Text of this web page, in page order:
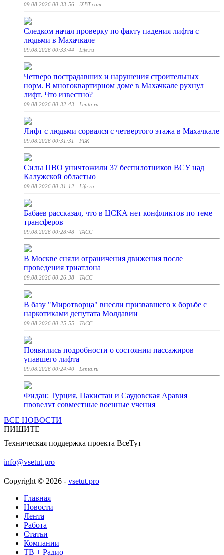
09.08.2026 00:33:56 | iXBT.com
Следком начал проверку по факту падения лифта с
людьми в Махачкале
09.08.2026 00:33:44 | Life.ru
Четверо пострадавших и нарушения строительных
норм. В многоквартирном доме в Махачкале рухнул
лифт. Что известно?
09.08.2026 00:32:43 | Lenta.ru
Лифт с людьми сорвался с четвертого этажа в Махачкале
09.08.2026 00:31:31 | РБК
Силы ПВО уничтожили 37 беспилотников ВСУ над
Калужской областью
09.08.2026 00:31:12 | Life.ru
Бабаев рассказал, что в ЦСКА нет конфликтов по теме
трансферов
09.08.2026 00:28:48 | ТАСС
В Москве сняли ограничения движения после
проведения триатлона
09.08.2026 00:26:38 | ТАСС
В базу "Миротворца" внесли призвавшего к борьбе с
наркотиками депутата Молдавии
09.08.2026 00:25:55 | ТАСС
Появились подробности о состоянии пассажиров
упавшего лифта
09.08.2026 00:24:40 | Lenta.ru
Фидан: Турция, Пакистан и Саудовская Аравия
проведут совместные военные учения
Компактная зарядка-«карточка» с мощностью 80 Вт и
нитридом галлия — всего 30 долларов. Pandaer PTC16
от Meizu вышла в продажу
«Огребайте»: Как незнание истории хоронит Трампа,
Зеленского и всю Польшу
09.08.2026 00:23:00
Начмед полка ВСУ Шеремет экспериментировала со
смертельными уколами
ВСЕ НОВОСТИ
ПИШИТЕ
Техническая поддержка проекта ВсеТут
info@vsetut.pro
Copyright © 2026 - vsetut.pro
Главная
Новости
Лента
Работа
Статьи
Компании
ТВ + Радио